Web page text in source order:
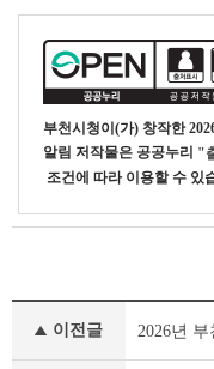
부천시청이(가) 창작한
알림 저작물은 공공누리 "
조건에 따라 이용할 수 있
행
이전글 2026년